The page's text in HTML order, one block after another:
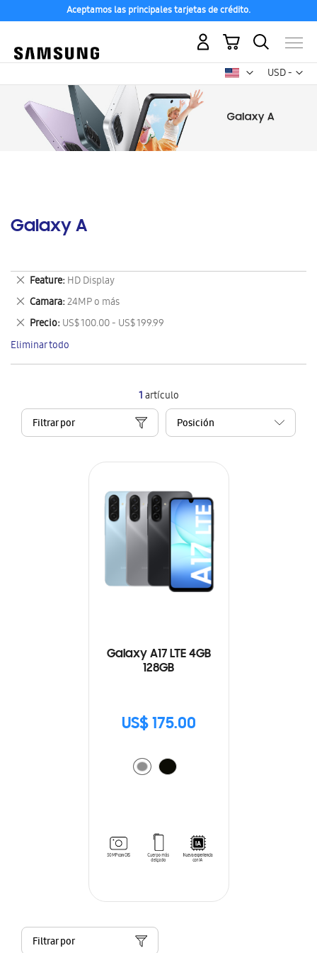
Aceptamos las principales tarjetas de crédito.
USD -
dólar
Mi carrito
Galaxy A
1artículo
Filtrar por
Galaxy A17 LTE 4GB
128GB
US$ 175.00
Filtrar por
Feature HD Display
Eliminar
este
artículo
Camara 24MP o más
Eliminar
este
artículo
Precio US$ 100.00 - US$ 199.99
Eliminar
este
artículo
Eliminar todo